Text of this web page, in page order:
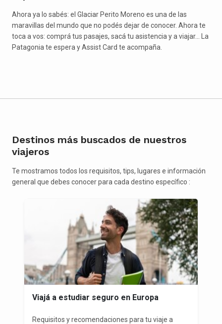
Ahora ya lo sabés: el Glaciar Perito Moreno es una de las
maravillas del mundo que no podés dejar de conocer. Ahora te
toca a vos: comprá tus pasajes, sacá tu asistencia y a viajar… La
Patagonia te espera y Assist Card te acompaña.
Destinos más buscados de nuestros
viajeros
Te mostramos todos los requisitos, tips, lugares e información
general que debes conocer para cada destino específico :
Viajá a estudiar seguro en Europa
Requisitos y recomendaciones para tu viaje a